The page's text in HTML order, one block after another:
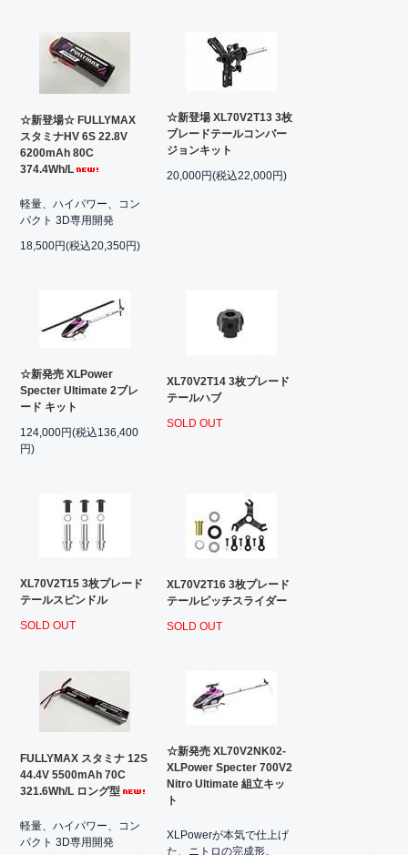
☆新登場☆ FULLYMAX
スタミナHV 6S 22.8V
6200mAh 80C
374.4Wh/L
軽量、ハイパワー、コン
パクト 3D専用開発
18,500円(税込20,350円)
☆新登場 XL70V2T13 3枚
ブレードテールコンバー
ジョンキット
20,000円(税込22,000円)
☆新発売 XLPower
Specter Ultimate 2ブレ
ード キット
124,000円(税込136,400
円)
XL70V2T14 3枚プレード
テールハブ
SOLD OUT
XL70V2T15 3枚プレード
テールスピンドル
SOLD OUT
XL70V2T16 3枚プレード
テールピッチスライダー
SOLD OUT
FULLYMAX スタミナ 12S
44.4V 5500mAh 70C
321.6Wh/L ロング型
軽量、ハイパワー、コン
パクト 3D専用開発
☆新発売 XL70V2NK02-
XLPower Specter 700V2
Nitro Ultimate 組立キッ
ト
XLPowerが本気で仕上げ
た、ニトロの完成形。